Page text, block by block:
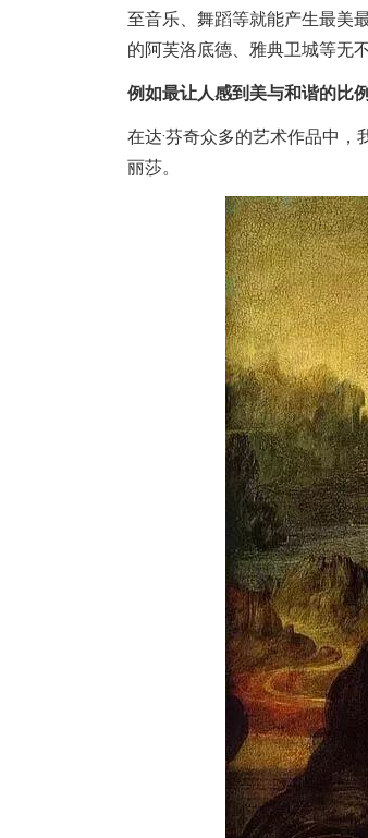
至音乐、舞蹈等就能产生最美
的阿芙洛底德、雅典卫城等无
例如最让人感到美与和谐的比
在达·芬奇众多的艺术作品中
丽莎。